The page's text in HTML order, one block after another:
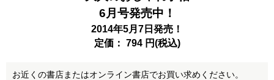
6月号発売中！
2014年5月7日発売！
定価： 794 円(税込)
お近くの書店またはオンライン書店でお買い求めください。